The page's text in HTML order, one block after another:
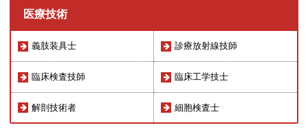
医療技術
義肢装具士 診療放射線技師
臨床検査技師 臨床工学技士
解剖技術者 細胞検査士